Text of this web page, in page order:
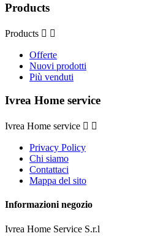
Products
Products  
Offerte
Nuovi prodotti
Più venduti
Ivrea Home service
Ivrea Home service  
Privacy Policy
Chi siamo
Contattaci
Mappa del sito
Informazioni negozio
Ivrea Home Service S.r.l